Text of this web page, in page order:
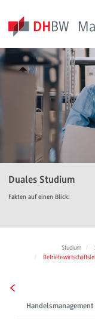
Duales Studium
Fakten auf einen Blick:
Studium
Handelsmanagement